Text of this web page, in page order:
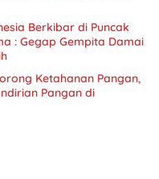
Berkibar di Puncak
: Gegap Gempita Damai
Ketahanan Pangan,
Pangan di